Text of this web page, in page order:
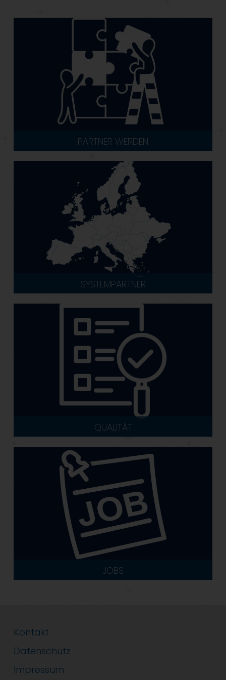
PARTNER WERDEN
SYSTEMPARTNER
QUALITÄT
JOBS
Kontakt
Datenschutz
Impressum